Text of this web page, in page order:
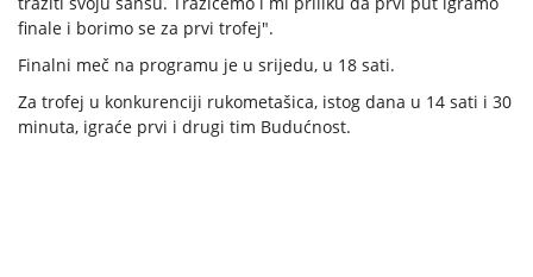
finale i borimo se za prvi trofej".
Finalni meč na programu je u srijedu, u 18 sati.
Za trofej u konkurenciji rukometašica, istog dana u 14 sati i 30
minuta, igraće prvi i drugi tim Budućnost.